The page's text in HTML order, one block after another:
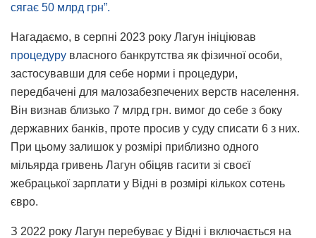
сягає 50 млрд грн”.
Нагадаємо, в серпні 2023 року Лагун ініціював
процедуру власного банкрутства як фізичної особи,
застосувавши для себе норми і процедури,
передбачені для малозабезпечених верств населення.
Він визнав близько 7 млрд грн. вимог до себе з боку
державних банків, проте просив у суду списати 6 з них.
При цьому залишок у розмірі приблизно одного
мільярда гривень Лагун обіцяв гасити зі своєї
жебрацької зарплати у Відні в розмірі кількох сотень
євро.
З 2022 року Лагун перебуває у Відні і включається на